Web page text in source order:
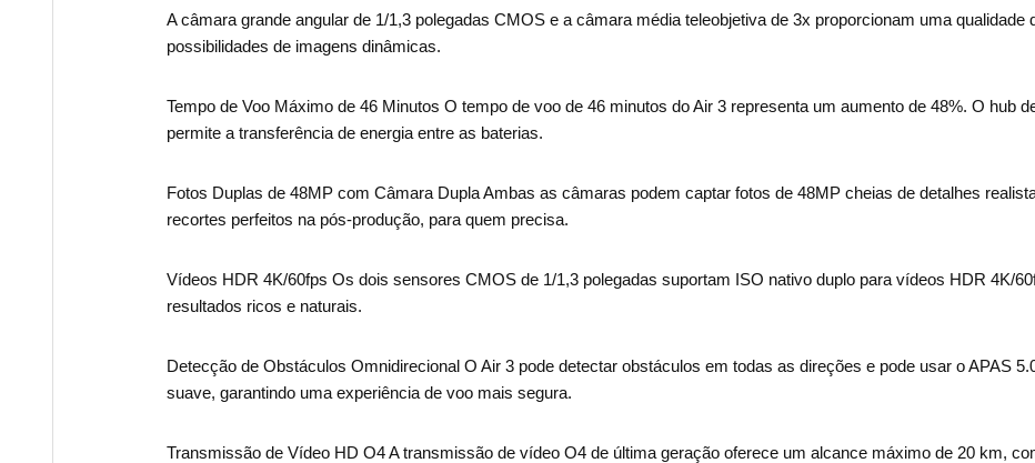
A câmara grande angular de 1/1,3 polegadas CMOS e a câmara média teleobjetiva de 3x proporcionam uma
possibilidades de imagens dinâmicas.
Tempo de Voo Máximo de 46 Minutos O tempo de voo de 46 minutos do Air 3 representa um aumento de 48%. O hub
permite a transferência de energia entre as baterias.
Fotos Duplas de 48MP com Câmara Dupla Ambas as câmaras podem captar fotos de 48MP cheias de detalhes
recortes perfeitos na pós-produção, para quem precisa.
Vídeos HDR 4K/60fps Os dois sensores CMOS de 1/1,3 polegadas suportam ISO nativo duplo para vídeos HDR 4K/
resultados ricos e naturais.
Detecção de Obstáculos Omnidirecional O Air 3 pode detectar obstáculos em todas as direções e pode usar o APAS
suave, garantindo uma experiência de voo mais segura.
Transmissão de Vídeo HD O4 A transmissão de vídeo O4 de última geração oferece um alcance máximo de 20 km,